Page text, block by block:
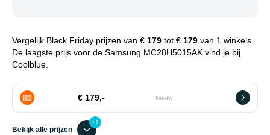
Vergelijk Black Friday prijzen van € 179 tot € 179 van 1 winkels.
De laagste prijs voor de Samsung MC28H5015AK vind je bij
Coolblue.
€ 179,- Nieuw
Bekijk alle prijzen
+1